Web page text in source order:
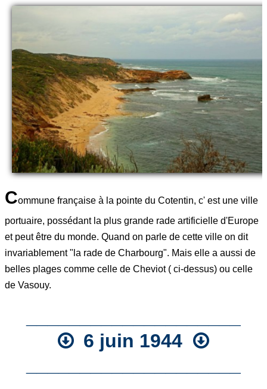
Commune française à la pointe du Cotentin, c' est une ville
portuaire, possédant la plus grande rade artificielle d'Europe
et peut être du monde. Quand on parle de cette ville on dit
invariablement "la rade de Charbourg". Mais elle a aussi de
belles plages comme celle de Cheviot ( ci-dessus) ou celle
de Vasouy.
6 juin 1944